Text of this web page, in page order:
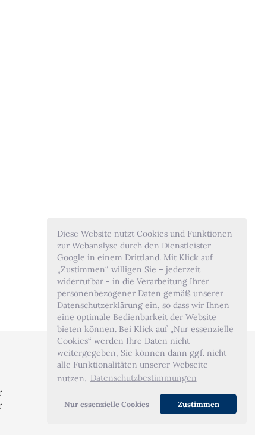
Diese Website nutzt Cookies und Funktionen
zur Webanalyse durch den Dienstleister
Google in einem Drittland. Mit Klick auf
„Zustimmen“ willigen Sie – jederzeit
widerrufbar - in die Verarbeitung Ihrer
personenbezogener Daten gemäß unserer
Datenschutzerklärung ein, so dass wir Ihnen
eine optimale Bedienbarkeit der Website
bieten können. Bei Klick auf „Nur essenzielle
Cookies“ werden Ihre Daten nicht
weitergegeben, Sie können dann ggf. nicht
alle Funktionalitäten unserer Webseite
nutzen. Datenschutzbestimmungen
Nur essenzielle Cookies Zustimmen